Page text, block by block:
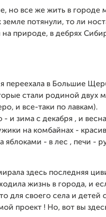
но все же жить в городе
потянули, то ли
природе, в дебрях
переехала в Большие
стали родиной двух
и все-таки по лавкам).
и зима с декабря , и
на комбайнах -
яблоками - в лес , печи -
здесь последняя
жизнь в города, и
для своего села и детей
проект ! Но, вот вы